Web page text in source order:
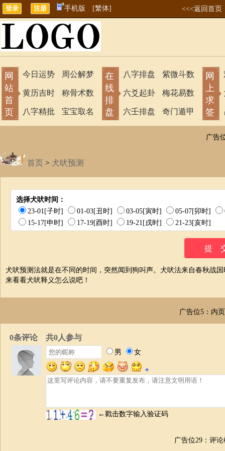
手机版 [繁体] <<<返回首页
网
站
首
页
今日运势
黄历吉时
八字精批
周公解梦
称骨术数
宝宝取名
在
线
排
盘
八字排盘
六爻起卦
六壬排盘
紫微斗数
梅花易数
奇门遁甲
网
上
求
签
广告
首页 > 犬吠预测
选择犬吠时间：
23-01[子时]
01-03[丑时] 03-05[寅时] 05-07[卯时]
15-17[申时]
17-19[酉时] 19-21[戌时] 21-23[亥时]
犬吠预测法就是在不同的时间，突然闻到狗叫声。犬吠法来自春秋战
来看看犬吠释义怎么说吧！
广告位5：内
广告位29：评